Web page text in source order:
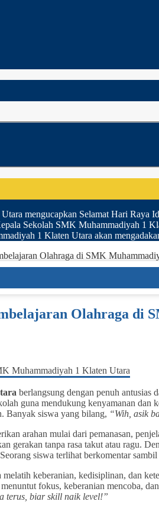
mengucapkan Selamat Hari Raya
Sekolah SMK Muhammadiyah 1
1 Klaten Utara akan
Olahraga di SMK
Olahraga di
berlangsung dengan penuh antusias
guna mendukung kenyamanan dan
Banyak siswa yang bilang, “Wih, asik
arahan mulai dari pemanasan,
gerakan tanpa rasa takut atau ragu.
siswa terlihat berkomentar
keberanian, kedisiplinan, dan
fokus, keberanian mencoba,
terus, biar skill naik level!”